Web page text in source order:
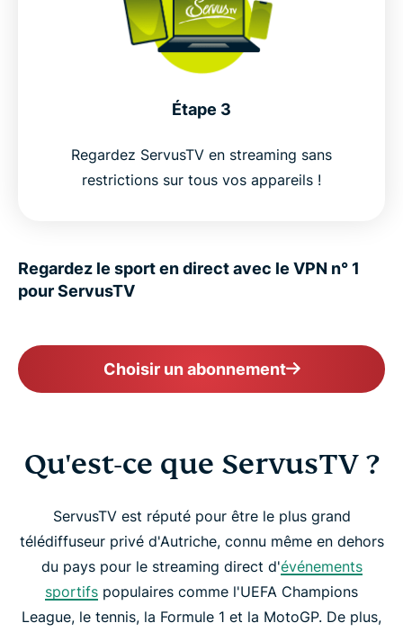
Étape 3
Regardez ServusTV en streaming sans
restrictions sur tous vos appareils !
Regardez le sport en direct avec le VPN n° 1
pour ServusTV
Choisir un abonnement
Qu'est-ce que ServusTV ?
ServusTV est réputé pour être le plus grand
télédiffuseur privé d'Autriche, connu même en dehors
du pays pour le streaming direct d'événements
sportifs populaires comme l'UEFA Champions
League, le tennis, la Formule 1 et la MotoGP. De plus,